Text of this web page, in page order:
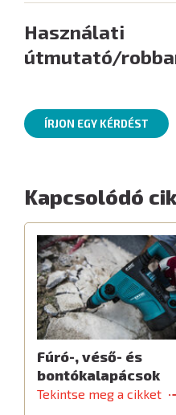
Használati
útmutató/
ÍRJON EGY KÉRDÉST
Kapcsolódó
Fúró-, véső- és
bontókalapácsok
Tekintse meg a cikket